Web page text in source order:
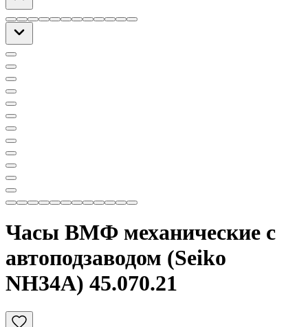
Часы ВМФ механические с
автоподзаводом (Seiko
NH34A) 45.070.21